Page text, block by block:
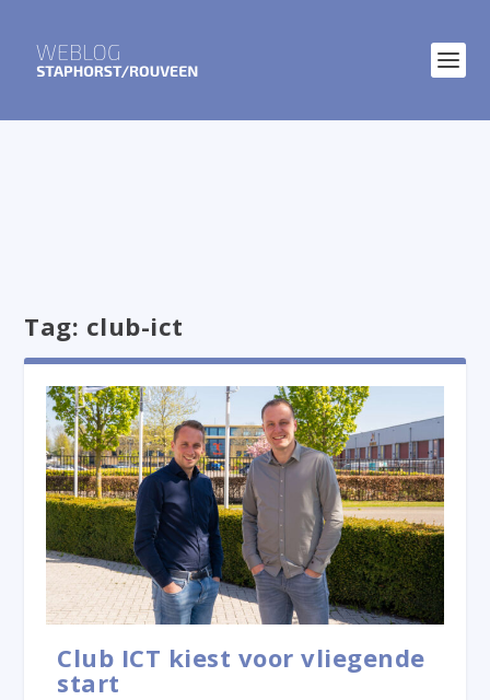
Tag: club-ict
Club ICT kiest voor vliegende
start